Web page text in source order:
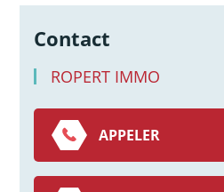
Contact
ROPERT IMMO
APPELER